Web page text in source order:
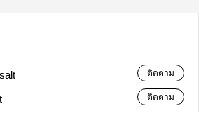
ติดตาม
ติดตาม